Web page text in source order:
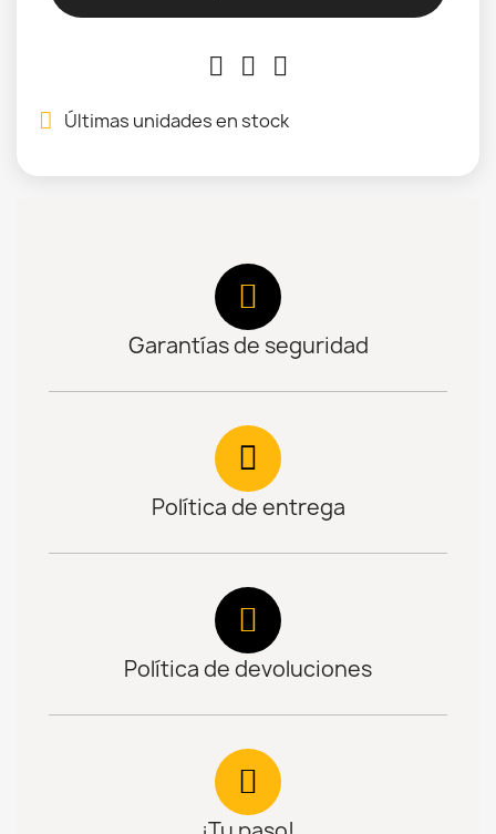
Últimas unidades en stock
Garantías de seguridad
Política de entrega
Política de devoluciones